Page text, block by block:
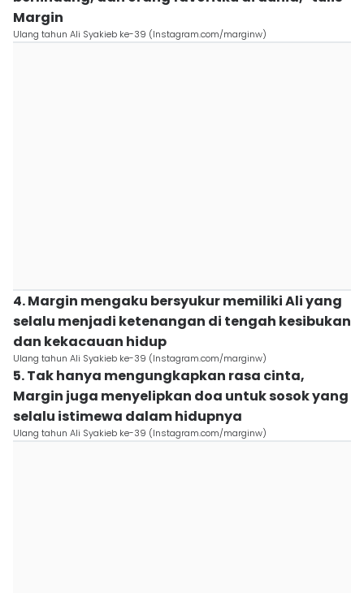
Margin
Ulang tahun Ali Syakieb ke-39 (Instagram.com/marginw)
4. Margin mengaku bersyukur memiliki Ali yang
selalu menjadi ketenangan di tengah kesibukan
dan kekacauan hidup
Ulang tahun Ali Syakieb ke-39 (Instagram.com/marginw)
5. Tak hanya mengungkapkan rasa cinta,
Margin juga menyelipkan doa untuk sosok yang
selalu istimewa dalam hidupnya
Ulang tahun Ali Syakieb ke-39 (Instagram.com/marginw)